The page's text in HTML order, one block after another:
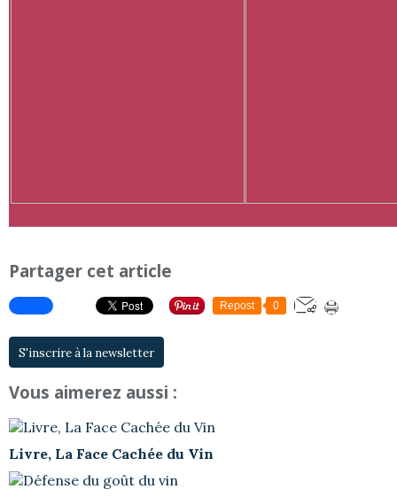
Partager cet article
Repost 0
S'inscrire à la newsletter
Vous aimerez aussi :
Livre, La Face Cachée du Vin